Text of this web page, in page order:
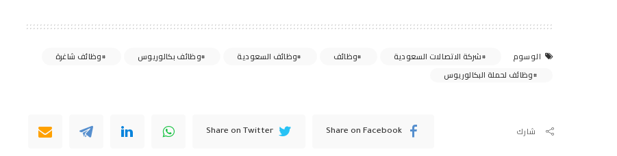
الوسوم شركة الاتصالات السعودية وظائف وظائف السعودية وظائف بكالوريوس
وظائف شاغرة
وظائف لحملة البكالوريوس
شارك Share on Facebook
Share on Twitter